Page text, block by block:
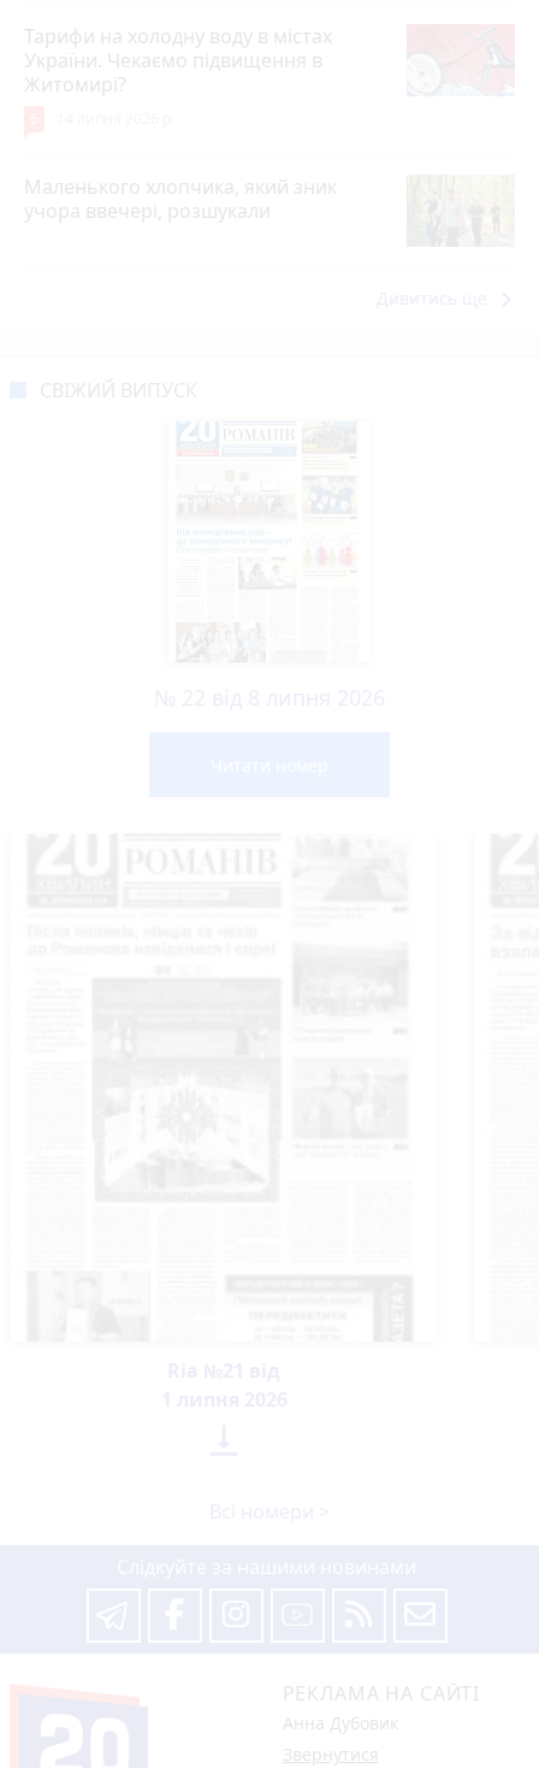
Тарифи на холодну воду в містах
України. Чекаємо підвищення в
Житомирі?
Маленького хлопчика, який зник
учора ввечері, розшукали
РЕКЛАМА НА САЙТІ
Анна Дубовик
Звернутися